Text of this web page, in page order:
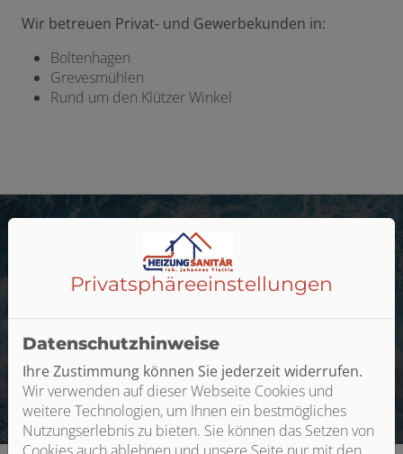
Wir betreuen Privat- und Gewerbekunden in:
Boltenhagen
Grevesmühlen
Rund um den Klützer Winkel
Professionelle Betreuung
Sanierung und Wartung in und um Goldbeck.
Privatsphäre­einstellungen
Datenschutzhinweise
Ihre Zustimmung können Sie jederzeit widerrufen.
Wir verwenden auf dieser Webseite Cookies und
weitere Technologien, um Ihnen ein bestmögliches
Nutzungserlebnis zu bieten. Sie können das Setzen von